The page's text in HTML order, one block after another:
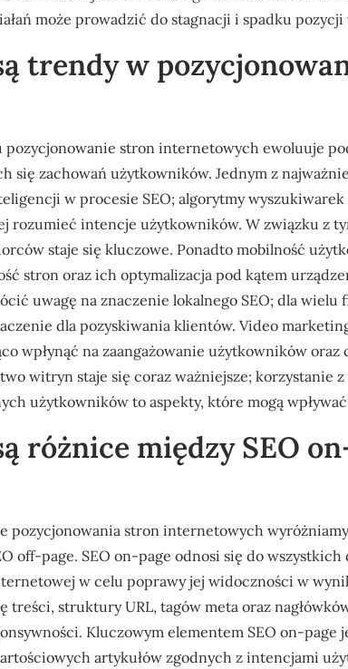
może prowadzić do stagnacji i spadku
trendy w
pozycjonowanie stron internetowych ewoluuje
się zachowań użytkowników. Jednym z
w procesie SEO; algorytmy wyszukiwarek
rozumieć intencje użytkowników. W związku z
staje się kluczowe. Ponadto mobilność
stron oraz ich optymalizacja pod kątem
uwagę na znaczenie lokalnego SEO; dla
dla pozyskiwania klientów. Video
wpłynąć na zaangażowanie użytkowników
witryn staje się coraz ważniejsze; korzystanie z
użytkowników to aspekty, które mogą
różnice między SEO
pozycjonowania stron internetowych wyróżniamy
off-page. SEO on-page odnosi się do
w celu poprawy jej widoczności w
treści, struktury URL, tagów meta oraz
Kluczowym elementem SEO on-page
artykułów zgodnych z intencjami